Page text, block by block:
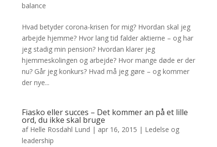
balance
Hvad betyder corona-krisen for mig? Hvordan skal jeg
arbejde hjemme? Hvor lang tid falder aktierne – og har
jeg stadig min pension? Hvordan klarer jeg
hjemmeskolingen og arbejde? Hvor mange døde er der
nu? Går jeg konkurs? Hvad må jeg gøre – og kommer
der nye...
Fiasko eller succes – Det kommer an på et lille
ord, du ikke skal bruge
af Helle Rosdahl Lund | apr 16, 2015 | Ledelse og
leadership